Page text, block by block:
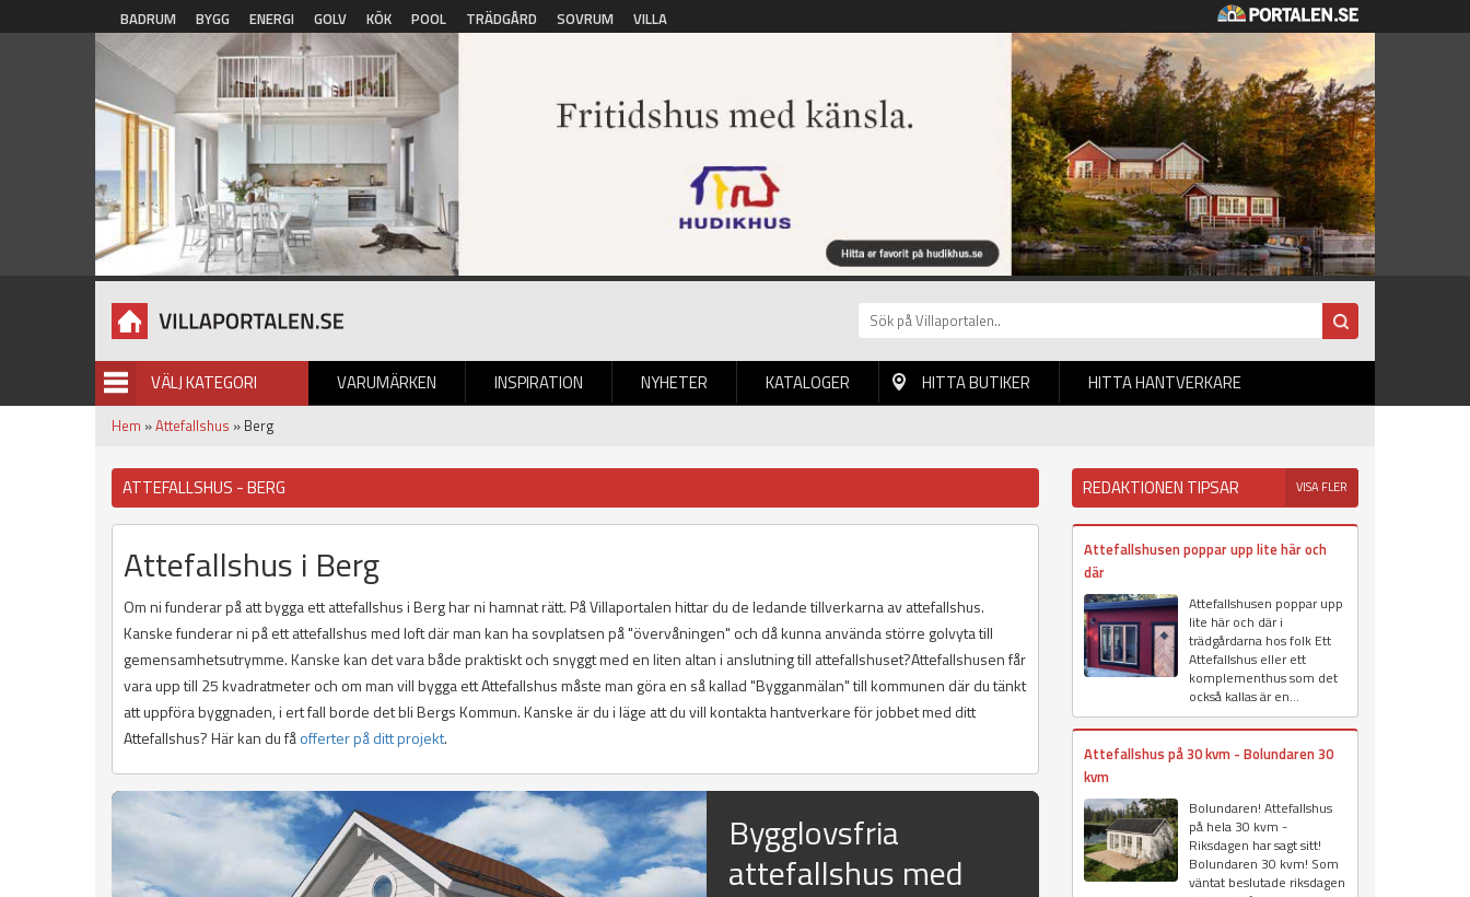
Hoppa till huvudinnehåll
BADRUM BYGG ENERGI GOLV KÖK POOL TRÄDGÅRD SOVRUM VILLA
VÄLJ KATEGORI VARUMÄRKEN INSPIRATION NYHETER
BILDGALLERI KATALOGER HITTA BUTIKER HITTA HANTVERKARE
Hem »Attefallshus » Berg
ATTEFALLSHUS - BERG
Attefallshus i Berg
Om ni funderar på att bygga ett attefallshus i Berg har ni hamnat rätt. På Villaportalen hittar du de ledande tillverkarna av attefallshus.
Kanske funderar ni på ett attefallshus med loft där man kan ha sovplatsen på "övervåningen" och då kunna använda större golvyta till
gemensamhetsutrymme. Kanske kan det vara både praktiskt och snyggt med en liten altan i anslutning till attefallshuset?Attefallshusen får
vara upp till 25 kvadratmeter och om man vill bygga ett Attefallshus måste man göra en så kallad "Bygganmälan" till kommunen där du tänkt
att uppföra byggnaden, i ert fall borde det bli Bergs Kommun. Kanske är du i läge att du vill kontakta hantverkare för jobbet med ditt
Attefallshus? Här kan du fåofferter på ditt projekt.
Bygglovsfria
attefallshus med
REDAKTIONEN TIPSAR VISA FLER
Attefallshusen poppar upp lite här och
där
Attefallshusen poppar upp
lite här och där i
trädgårdarna hos folk Ett
Attefallshus eller ett
komplementhus som det
också kallas är en...
Attefallshus på 30 kvm - Bolundaren 30
kvm
Bolundaren! Attefallshus
på hela 30 kvm -
Riksdagen har sagt sitt!
Bolundaren 30 kvm! Som
väntat beslutade riksdagen